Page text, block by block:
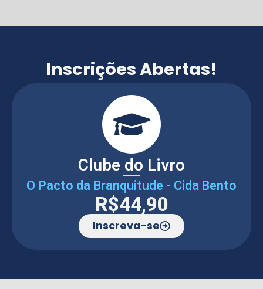
Inscrições Abertas!
Clube do Livro
O Pacto da Branquitude - Cida Bento
R$44,90
Inscreva-se